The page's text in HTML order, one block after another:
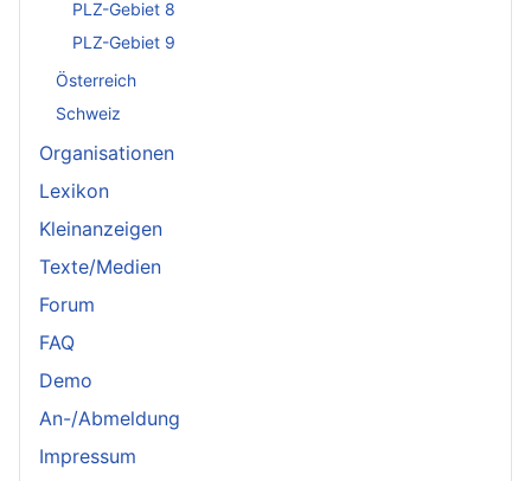
PLZ-Gebiet 8
PLZ-Gebiet 9
Österreich
Schweiz
Organisationen
Lexikon
Kleinanzeigen
Texte/Medien
Forum
FAQ
Demo
An-/Abmeldung
Impressum